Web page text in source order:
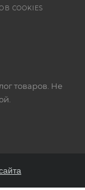
COOKIES
товаров. Не